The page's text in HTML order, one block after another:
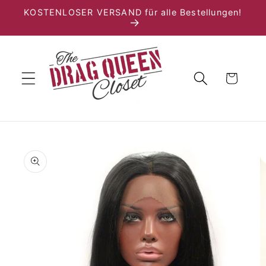
zum
KOSTENLOSER VERSAND für alle Bestellungen!
Warenkorb